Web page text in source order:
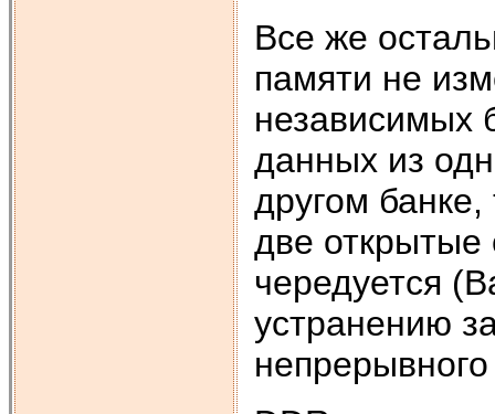
Все же
памяти не
независимых
данных из
другом
две открытые
чередуется
устранению